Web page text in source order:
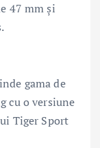
47 mm și
gama de
cu o versiune
Tiger Sport